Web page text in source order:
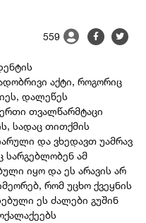
559
აქტი, როგორიც
დალეწეს
თვალწარმტაცი
სადაც თითქმის
და ვხედავთ უამრავ
სარგებლობენ ამ
იყო და ეს არავის არ
რომ უცხო ქვეყნის
ეს ძალები გუშინ